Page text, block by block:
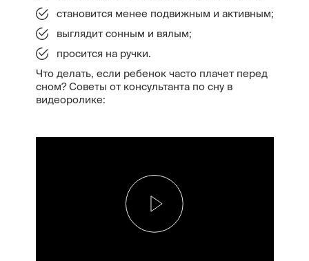
становится менее подвижным и активным;
выглядит сонным и вялым;
просится на ручки.
Что делать, если ребенок часто плачет перед
сном? Советы от консультанта по сну в
видеоролике: